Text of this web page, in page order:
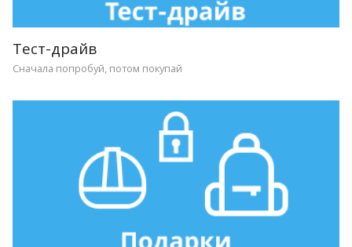
Тест-драйв
Сначала попробуй, потом покупай